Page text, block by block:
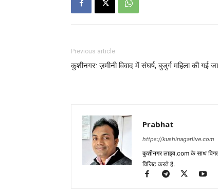
Previous article
कुशीनगर: ज़मीनी विवाद में संघर्ष, बुजुर्ग महिला की गई
Prabhat
https://kushinagarlive.com
कुशीनगर लाइव.com के साथ
विजिट करते है.